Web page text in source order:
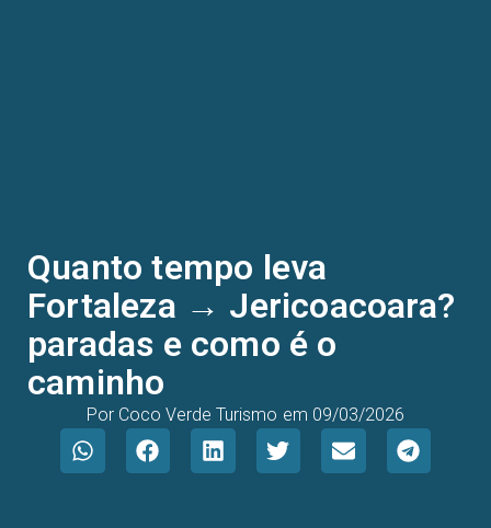
Quanto tempo leva
Fortaleza → Jericoacoara?
paradas e como é o
caminho
Por Coco Verde Turismo em 09/03/2026